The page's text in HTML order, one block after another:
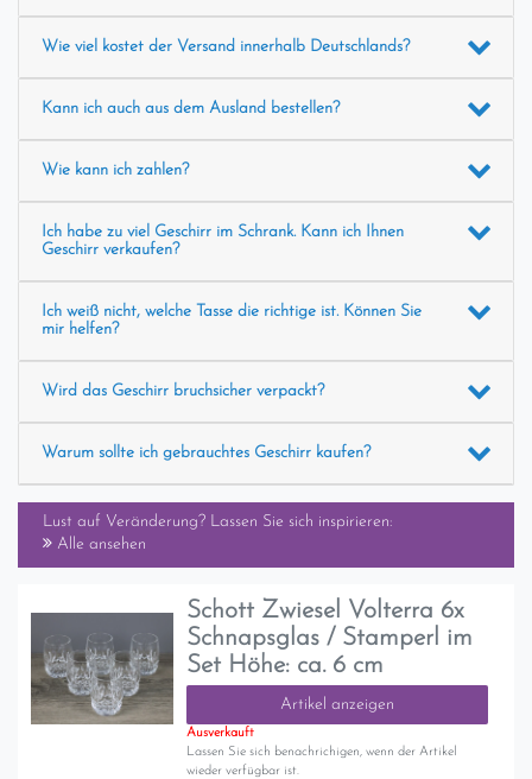
Wie viel kostet der Versand innerhalb Deutschlands?
Kann ich auch aus dem Ausland bestellen?
Wie kann ich zahlen?
Ich habe zu viel Geschirr im Schrank. Kann ich Ihnen
Geschirr verkaufen?
Ich weiß nicht, welche Tasse die richtige ist. Können Sie
mir helfen?
Wird das Geschirr bruchsicher verpackt?
Warum sollte ich gebrauchtes Geschirr kaufen?
Lust auf Veränderung? Lassen Sie sich inspirieren:
Alle ansehen
Schott Zwiesel Volterra 6x
Schnapsglas / Stamperl im
Set Höhe: ca. 6 cm
Artikel anzeigen
Ausverkauft
Lassen Sie sich benachrichigen, wenn der Artikel
wieder verfügbar ist.